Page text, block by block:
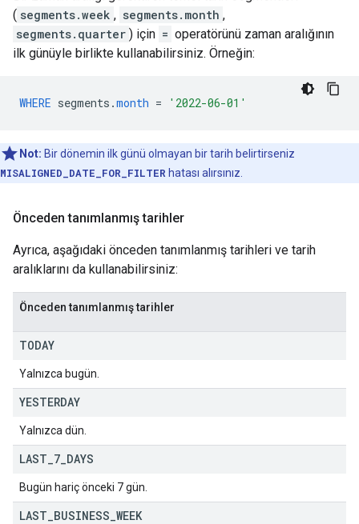
( segments.week , segments.month ,
segments.quarter ) için = operatörünü zaman aralığının
ilk günüyle birlikte kullanabilirsiniz. Örneğin:
WHERE segments .month = '2022-06-01'
Not: Bir dönemin ilk günü olmayan bir tarih belirtirseniz
MISALIGNED_DATE_FOR_FILTER hatası alırsınız.
Önceden tanımlanmış tarihler
Ayrıca, aşağıdaki önceden tanımlanmış tarihleri ve tarih
aralıklarını da kullanabilirsiniz:
Önceden tanımlanmış tarihler
TODAY
Yalnızca bugün.
YESTERDAY
Yalnızca dün.
LAST 7 DAYS
Bugün hariç önceki 7 gün.
LAST BUSINESS WEEK